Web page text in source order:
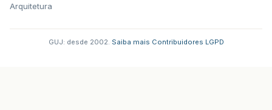
Arquitetura
GUJ: desde 2002. Saiba mais Contribuidores LGPD